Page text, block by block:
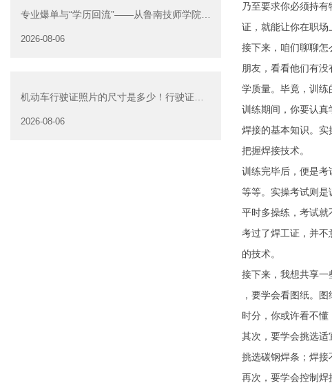
专业爆单与“学历回流”——从鲁南技师学院透
2026-08-06
机动车行驶证照片的尺寸是多少！行驶证照
2026-08-06
乃至要求你必须持
证，就能让你在职场
接下来，咱们聊聊
朋友，看看他们有
学质量。毕竟，训练
训练期间，你要认
焊接的基本知识。
把握焊接技术。
训练完毕后，便是
等等。实操考试则是
平时多操练，考试就
考过了焊工证，并
的技术。
接下来，我想共享一
，要学会看图纸。
时分，你或许看不懂
其次，要学会挑选
挑选碳钢焊条；焊接
再次，要学会控制